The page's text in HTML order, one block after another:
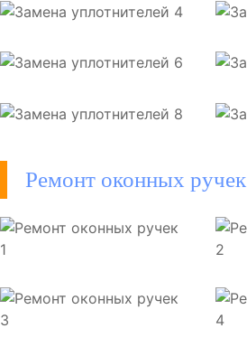
Ремонт оконных ручек